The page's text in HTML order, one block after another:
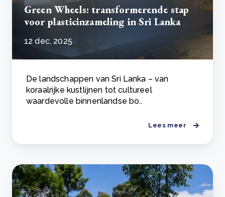
Green Wheels: transformerende stap
voor plasticinzameling in Sri Lanka
12 dec, 2025
De landschappen van Sri Lanka – van
koraalrijke kustlijnen tot cultureel
waardevolle binnenlandse bo..
Lees meer